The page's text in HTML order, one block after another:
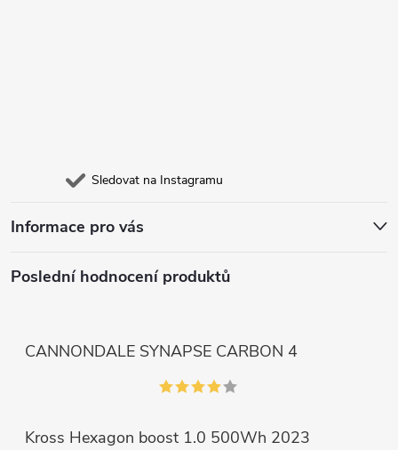
Sledovat na Instagramu
Informace pro vás
Poslední hodnocení produktů
CANNONDALE SYNAPSE CARBON 4
Kross Hexagon boost 1.0 500Wh 2023